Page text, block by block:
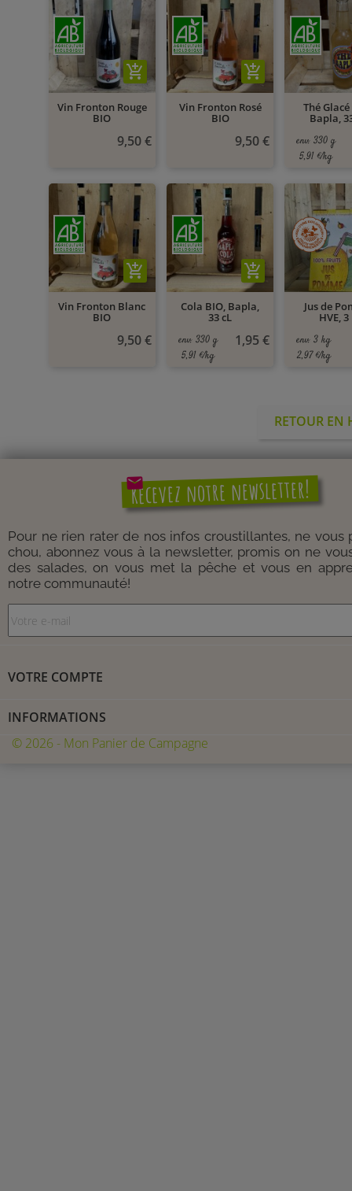
Vin Fronton Rouge
BIO
add_shopping_cart
9,50 €
Vin Fronton Rosé
BIO
add_shopping_cart
9,50 €
Thé
Bapla,
env. 330 g
5,91 €/kg
Vin Fronton Blanc
BIO
add_shopping_cart
9,50 €
Cola BIO, Bapla,
33 cL
add_shopping_cart
env. 330 g
5,91 €/kg
1,95 €
Jus de
HVE, 3
env. 3 kg
2,97 €/kg
RETOUR EN
mail
Recevez notre newsletter!
Pour ne rien rater de nos infos croustillantes, ne vous
chou, abonnez vous à la newsletter, promis on ne
des salades, on vous met la pêche et vous en
notre communauté!
VOTRE COMPTE
INFORMATIONS
© 2026 - Mon Panier de Campagne